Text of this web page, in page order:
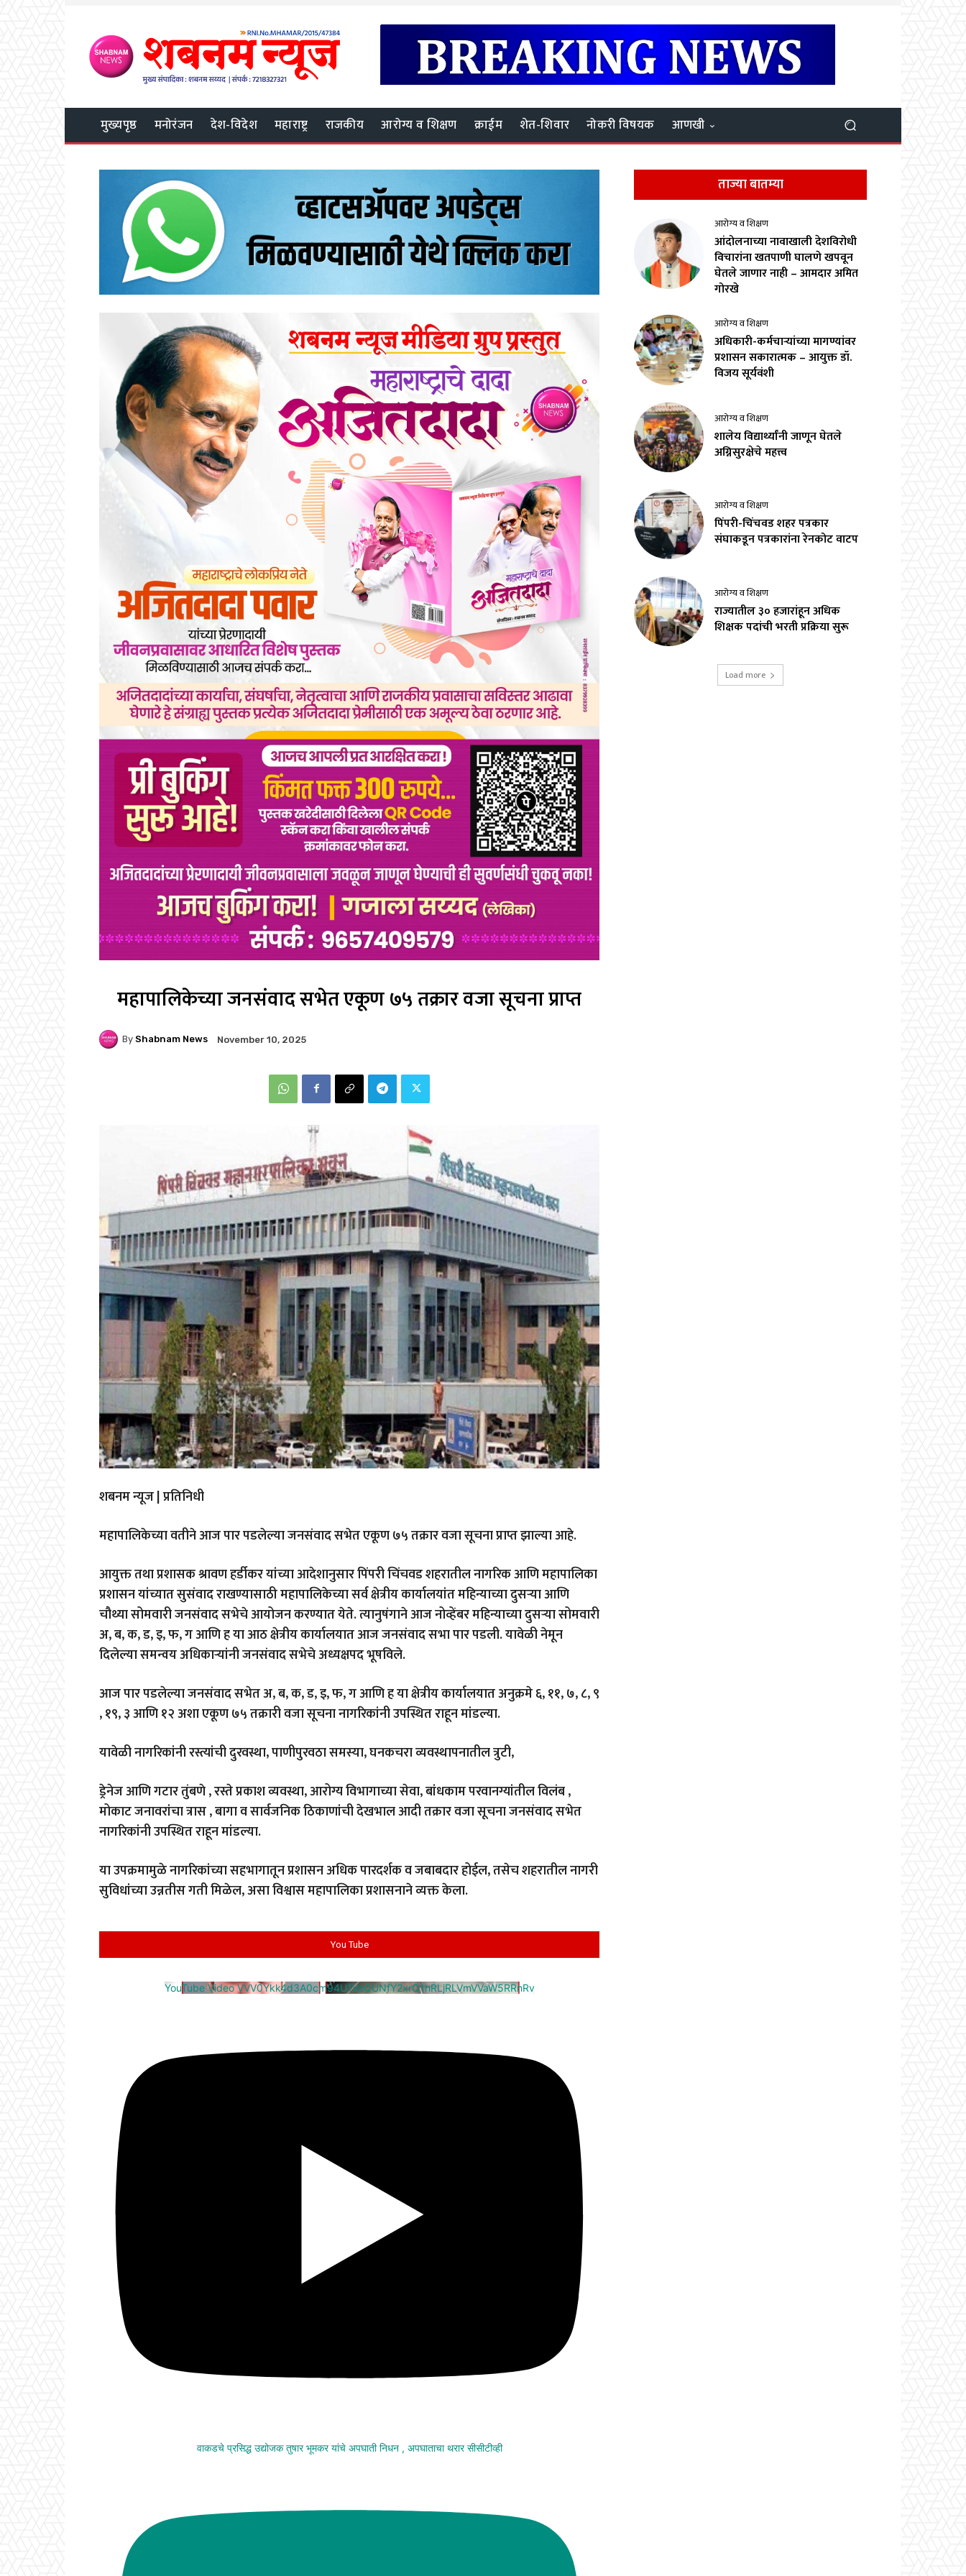
मुख्यपृष्ठ मनोरंजन देश-विदेश महाराष्ट्र राजकीय आरोग्य व शिक्षण क्राईम शेत-शिवार नोकरी विषयक आणखी
महापालिकेच्या जनसंवाद सभेत एकूण ७५ तक्रार वजा सूचना प्राप्त
By Shabnam News November 10, 2025
शबनम न्यूज | प्रतिनिधी
महापालिकेच्या वतीने आज पार पडलेल्या जनसंवाद सभेत एकूण ७५ तक्रार वजा सूचना प्राप्त झाल्या आहे.
आयुक्त तथा प्रशासक श्रावण हर्डीकर यांच्या आदेशानुसार पिंपरी चिंचवड शहरातील नागरिक आणि महापालिका
प्रशासन यांच्यात सुसंवाद राखण्यासाठी महापालिकेच्या सर्व क्षेत्रीय कार्यालयांत महिन्याच्या दुसऱ्या आणि
चौथ्या सोमवारी जनसंवाद सभेचे आयोजन करण्यात येते. त्यानुषंगाने आज नोव्हेंबर महिन्याच्या दुसऱ्या सोमवारी
अ, ब, क, ड, इ, फ, ग आणि ह या आठ क्षेत्रीय कार्यालयात आज जनसंवाद सभा पार पडली. यावेळी नेमून
दिलेल्या समन्वय अधिकाऱ्यांनी जनसंवाद सभेचे अध्यक्षपद भूषविले.
आज पार पडलेल्या जनसंवाद सभेत अ, ब, क, ड, इ, फ, ग आणि ह या क्षेत्रीय कार्यालयात अनुक्रमे ६, ११, ७, ८, ९
, १९, ३ आणि १२ अशा एकूण ७५ तक्रारी वजा सूचना नागरिकांनी उपस्थित राहून मांडल्या.
यावेळी नागरिकांनी रस्त्यांची दुरवस्था, पाणीपुरवठा समस्या, घनकचरा व्यवस्थापनातील त्रुटी,
ड्रेनेज आणि गटार तुंबणे , रस्ते प्रकाश व्यवस्था, आरोग्य विभागाच्या सेवा, बांधकाम परवानग्यांतील विलंब ,
मोकाट जनावरांचा त्रास , बागा व सार्वजनिक ठिकाणांची देखभाल आदी तक्रार वजा सूचना जनसंवाद सभेत
नागरिकांनी उपस्थित राहून मांडल्या.
या उपक्रमामुळे नागरिकांच्या सहभागातून प्रशासन अधिक पारदर्शक व जबाबदार होईल, तसेच शहरातील नागरी
सुविधांच्या उन्नतीस गती मिळेल, असा विश्वास महापालिका प्रशासनाने व्यक्त केला.
You Tube
YouTube Video VVV0Ykk4d3A0cm94U1VaQUNfY2xrQ1hRLjRLVmVVaW5RRnRv
वाकडचे प्रसिद्ध उद्योजक तुषार भूमकर यांचे अपघाती निधन , अपघाताचा थरार सीसीटीव्ही
ताज्या बातम्या
आरोग्य व शिक्षण
आंदोलनाच्या नावाखाली देशविरोधी
विचारांना खतपाणी घालणे खपवून
घेतले जाणार नाही – आमदार अमित
गोरखे
आरोग्य व शिक्षण
अधिकारी-कर्मचाऱ्यांच्या मागण्यांवर
प्रशासन सकारात्मक – आयुक्त डॉ.
विजय सूर्यवंशी
आरोग्य व शिक्षण
शालेय विद्यार्थ्यांनी जाणून घेतले
अग्निसुरक्षेचे महत्त्व
आरोग्य व शिक्षण
पिंपरी-चिंचवड शहर पत्रकार
संघाकडून पत्रकारांना रेनकोट वाटप
आरोग्य व शिक्षण
राज्यातील ३० हजारांहून अधिक
शिक्षक पदांची भरती प्रक्रिया सुरू
Load more